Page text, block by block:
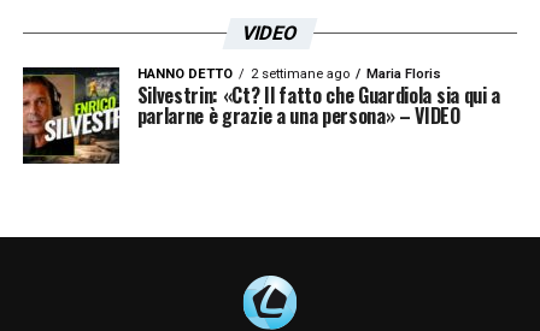
VIDEO
HANNO DETTO 2 settimane ago Maria Floris
Silvestrin: «Ct? Il fatto che Guardiola sia qui a
parlarne è grazie a una persona» – VIDEO